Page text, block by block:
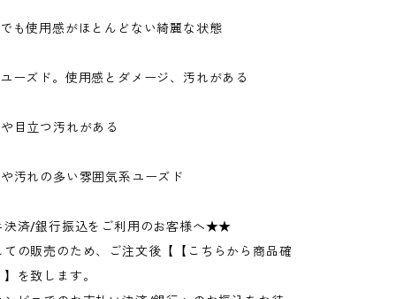
も使用感がほとんどない綺麗な状態
ーズド。使用感とダメージ、汚れがある
目立つ汚れがある
汚れの多い雰囲気系ユーズド
済/銀行振込をご利用のお客様へ★★
の販売のため、ご注文後【【こちらから商品確
を致します。